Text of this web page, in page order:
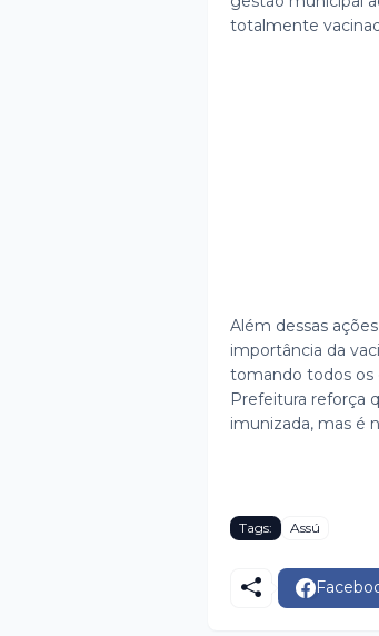
totalmente
Além dessas
importância da
tomando todos os
Prefeitura reforça
imunizada, mas é
Tags: Assú